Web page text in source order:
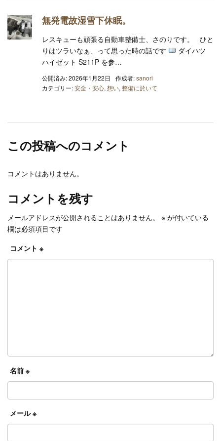
無発電故湿雪下休眠。
レスキューも頑張る自動車整備士、さのりです。 ひと
りはツラいなぁ、って思った時の話です
ダイハツ
ハイゼット S211P を参…
公開済み: 2026年1月22日 作成者:sanori
カテゴリー:安全・安心, 想い, 整備に於いて
この投稿へのコメント
コメントはありません。
コメントを残す
メールアドレスが公開されることはありません。 ※ が付いている
欄は必須項目です
コメント ※
名前 ※
メール※